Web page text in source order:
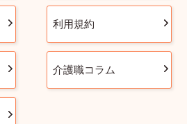
利用規約
介護職コラム